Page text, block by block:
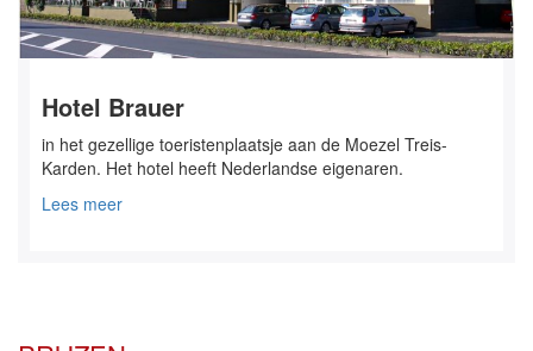
Hotel Brauer
in het gezellige toeristenplaatsje aan de Moezel Treis-
Karden. Het hotel heeft Nederlandse eigenaren.
Lees meer